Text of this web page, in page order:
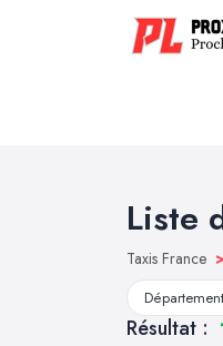
Liste
Taxis France >
Résultat :